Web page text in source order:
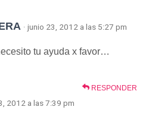
· junio 23, 2012 a las 5:27 pm
tu ayuda x favor…
RESPONDER
2012 a las 7:39 pm